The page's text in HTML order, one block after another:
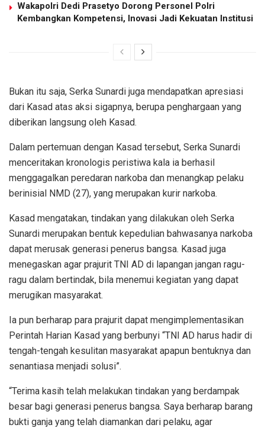
Wakapolri Dedi Prasetyo Dorong Personel Polri
Kembangkan Kompetensi, Inovasi Jadi Kekuatan Institusi
Bukan itu saja, Serka Sunardi juga mendapatkan apresiasi
dari Kasad atas aksi sigapnya, berupa penghargaan yang
diberikan langsung oleh Kasad.
Dalam pertemuan dengan Kasad tersebut, Serka Sunardi
menceritakan kronologis peristiwa kala ia berhasil
menggagalkan peredaran narkoba dan menangkap pelaku
berinisial NMD (27), yang merupakan kurir narkoba.
Kasad mengatakan, tindakan yang dilakukan oleh Serka
Sunardi merupakan bentuk kepedulian bahwasanya narkoba
dapat merusak generasi penerus bangsa. Kasad juga
menegaskan agar prajurit TNI AD di lapangan jangan ragu-
ragu dalam bertindak, bila menemui kegiatan yang dapat
merugikan masyarakat.
Ia pun berharap para prajurit dapat mengimplementasikan
Perintah Harian Kasad yang berbunyi “TNI AD harus hadir di
tengah-tengah kesulitan masyarakat apapun bentuknya dan
senantiasa menjadi solusi”.
“Terima kasih telah melakukan tindakan yang berdampak
besar bagi generasi penerus bangsa. Saya berharap barang
bukti ganja yang telah diamankan dari pelaku, agar